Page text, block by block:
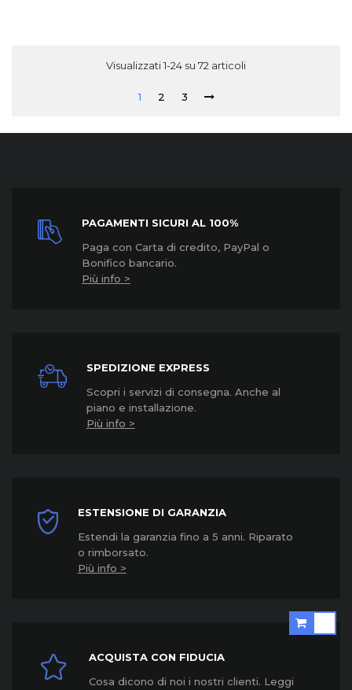
Visualizzati 1-24 su 72 articoli
1 2 3
PAGAMENTI SICURI AL 100%
Paga con Carta di credito, PayPal o
Bonifico bancario.
Più info >
SPEDIZIONE EXPRESS
Scopri i servizi di consegna. Anche al
piano e installazione.
Più info >
ESTENSIONE DI GARANZIA
Estendi la garanzia fino a 5 anni. Riparato
o rimborsato.
Più info >
ACQUISTA CON FIDUCIA
Cosa dicono di noi i nostri clienti. Leggi